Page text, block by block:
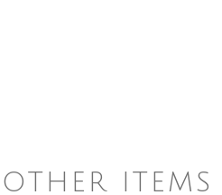
OTHER ITEMS